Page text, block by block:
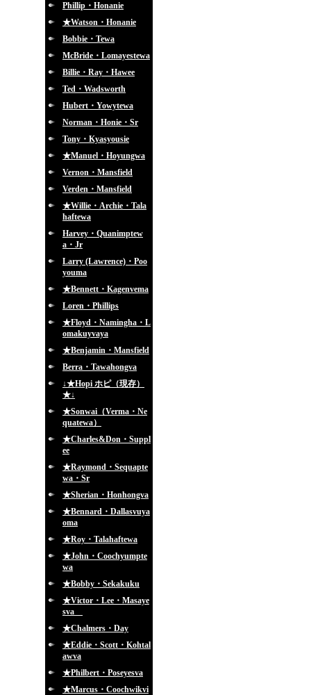
Phillip・Honanie
★Watson・Honanie
Bobbie・Tewa
McBride・Lomayestewa
Billie・Ray・Hawee
Ted・Wadsworth
Hubert・Yowytewa
Norman・Honie・Sr
Tony・Kyasyousie
★Manuel・Hoyungwa
Vernon・Mansfield
Verden・Mansfield
★Willie・Archie・Tala
haftewa
Harvey・Quanimptew
a・Jr
Larry (Lawrence)・Poo
youma
★Bennett・Kagenvema
Loren・Phillips
★Floyd・Namingha・L
omakuyvaya
★Benjamin・Mansfield
Berra・Tawahongva
↓★Hopi ホピ（現存）
★↓
★Sonwai（Verma・Ne
quatewa）
★Charles&Don・Suppl
ee
★Raymond・Sequapte
wa・Sr
★Sherian・Honhongva
★Bennard・Dallasvuya
oma
★Roy・Talahaftewa
★John・Coochyumpte
wa
★Bobby・Sekakuku
★Victor・Lee・Masaye
sva
★Chalmers・Day
★Eddie・Scott・Kohtal
awva
★Philbert・Poseyesva
★Marcus・Coochwikvi